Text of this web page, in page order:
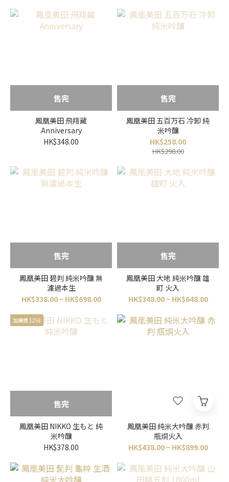
售完
鳳凰美田 飛翔藏
Anniversary
HK$348.00
售完
鳳凰美田 五百万石 冷卸 純
米吟釀
HK$258.00
HK$298.00
售完
鳳凰美田 碧判 純米吟釀 無
濾過本生
HK$338.00 ~ HK$698.00
售完
鳳凰美田 大地 純米吟釀 雄
町 火入
HK$348.00 ~ HK$648.00
加購價 $258
售完
鳳凰美田 NIKKO 生もと 純
米吟釀
HK$378.00
鳳凰美田 純米大吟釀 赤判
瓶燗火入
HK$438.00 ~ HK$899.00